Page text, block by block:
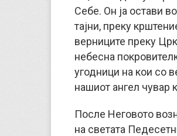
Себе. Он ја остави
тајни, преку
верниците преку
небесна
угодници на кои со
нашиот ангел чувар
После Неговото
на светата